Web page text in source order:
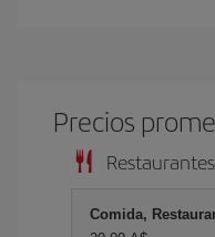
Precios
Restaurantes
Comida,